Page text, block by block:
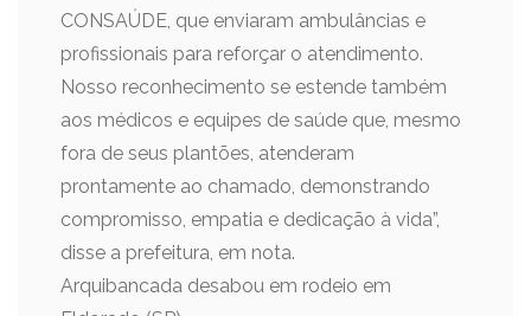
CONSAÚDE, que enviaram ambulâncias e
profissionais para reforçar o atendimento.
Nosso reconhecimento se estende também
aos médicos e equipes de saúde que, mesmo
fora de seus plantões, atenderam
prontamente ao chamado, demonstrando
compromisso, empatia e dedicação à vida”,
disse a prefeitura, em nota.
Arquibancada desabou em rodeio em